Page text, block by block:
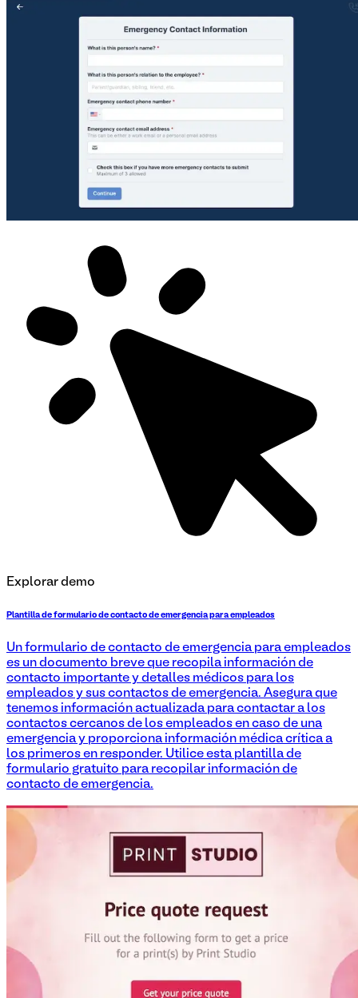
Explorar demo
Plantilla de formulario de contacto de emergencia para empleados
Un formulario de contacto de emergencia para empleados
es un documento breve que recopila información de
contacto importante y detalles médicos para los
empleados y sus contactos de emergencia. Asegura que
tenemos información actualizada para contactar a los
contactos cercanos de los empleados en caso de una
emergencia y proporciona información médica crítica a
los primeros en responder. Utilice esta plantilla de
formulario gratuito para recopilar información de
contacto de emergencia.